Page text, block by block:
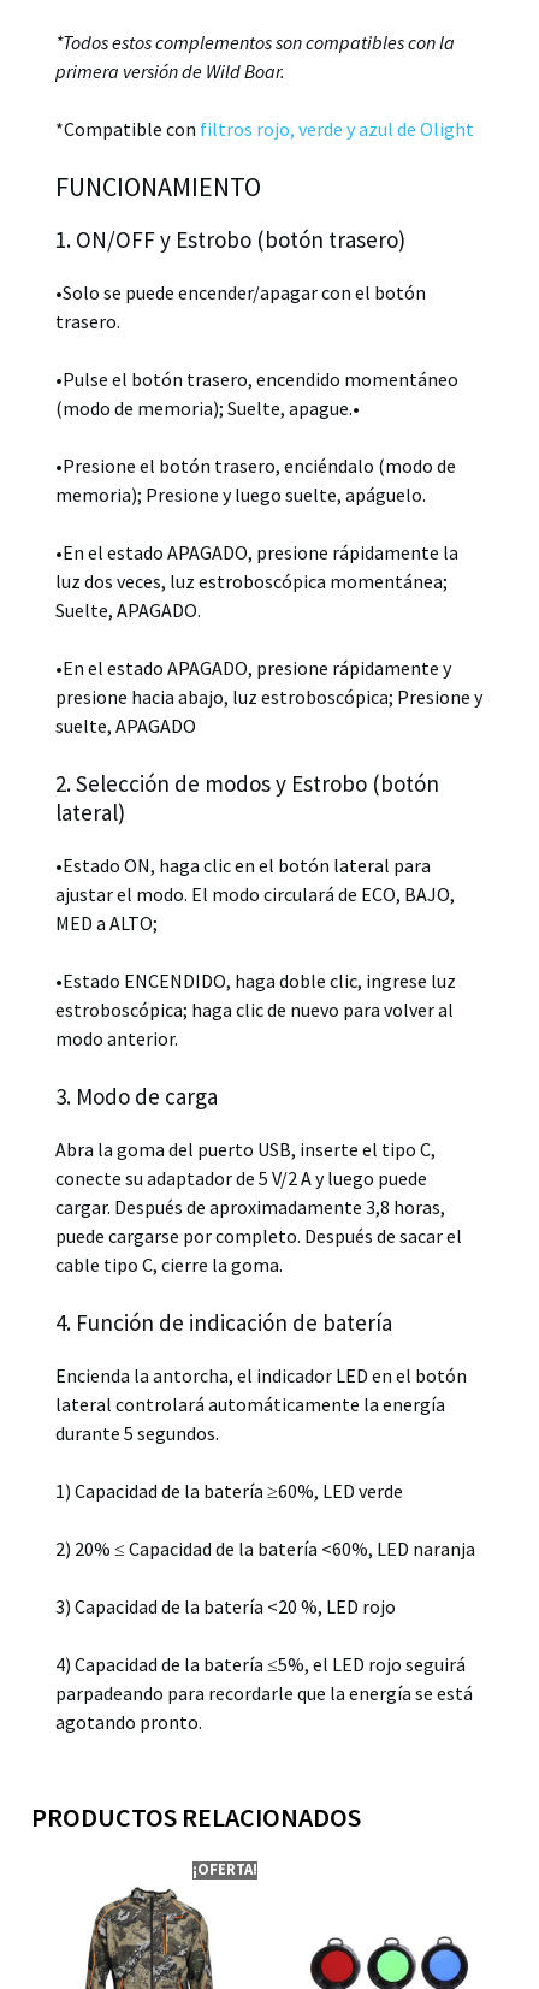
*Todos estos complementos son compatibles con la
primera versión de Wild Boar.
*Compatible con filtros rojo, verde y azul de Olight
FUNCIONAMIENTO
1. ON/OFF y Estrobo (botón trasero)
•Solo se puede encender/apagar con el botón
trasero.
•Pulse el botón trasero, encendido momentáneo
(modo de memoria); Suelte, apague.•
•Presione el botón trasero, enciéndalo (modo de
memoria); Presione y luego suelte, apáguelo.
•En el estado APAGADO, presione rápidamente la
luz dos veces, luz estroboscópica momentánea;
Suelte, APAGADO.
•En el estado APAGADO, presione rápidamente y
presione hacia abajo, luz estroboscópica; Presione y
suelte, APAGADO
2. Selección de modos y Estrobo (botón
lateral)
•Estado ON, haga clic en el botón lateral para
ajustar el modo. El modo circulará de ECO, BAJO,
MED a ALTO;
•Estado ENCENDIDO, haga doble clic, ingrese luz
estroboscópica; haga clic de nuevo para volver al
modo anterior.
3. Modo de carga
Abra la goma del puerto USB, inserte el tipo C,
conecte su adaptador de 5 V/2 A y luego puede
cargar. Después de aproximadamente 3,8 horas,
puede cargarse por completo. Después de sacar el
cable tipo C, cierre la goma.
4. Función de indicación de batería
Encienda la antorcha, el indicador LED en el botón
lateral controlará automáticamente la energía
durante 5 segundos.
1) Capacidad de la batería ≥60%, LED verde
2) 20% ≤ Capacidad de la batería <60%, LED naranja
3) Capacidad de la batería <20 %, LED rojo
4) Capacidad de la batería ≤5%, el LED rojo seguirá
parpadeando para recordarle que la energía se está
agotando pronto.
PRODUCTOS RELACIONADOS
¡OFERTA!